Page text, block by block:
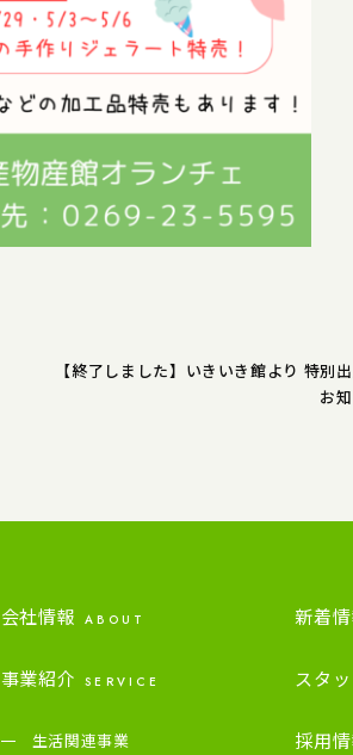
【終了しました】いきいき館より 特別
お
会社情報 ABOUT
事業紹介 SERVICE
生活関連事業
新着
スタ
採用